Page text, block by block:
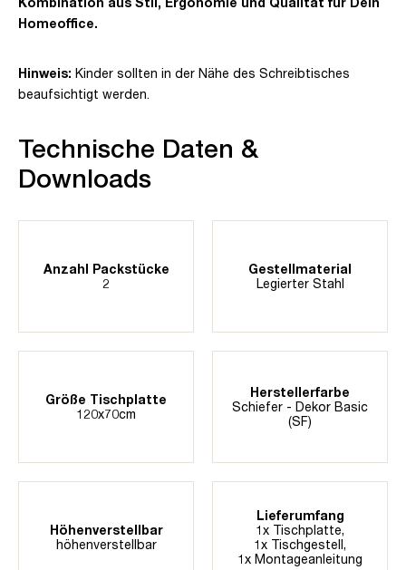
Homeoffice.
Hinweis: Kinder sollten in der Nähe des Schreibtisches
beaufsichtigt werden.
Technische Daten &
Downloads
Anzahl Packstücke
2
Gestellmaterial
Legierter Stahl
Größe Tischplatte
120x70cm
Herstellerfarbe
Schiefer - Dekor Basic
(SF)
Höhenverstellbar
höhenverstellbar
Lieferumfang
1x Tischplatte,
1x Tischgestell,
1x Montageanleitung